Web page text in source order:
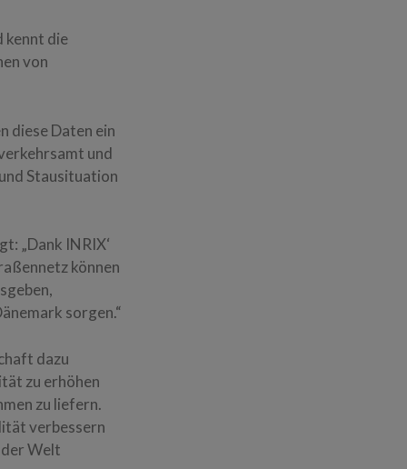
kennt die
von
diese Daten ein
und
Stausituation
„Dank INRIX‘
können
sorgen.“
dazu
zu erhöhen
zu liefern.
verbessern
der Welt